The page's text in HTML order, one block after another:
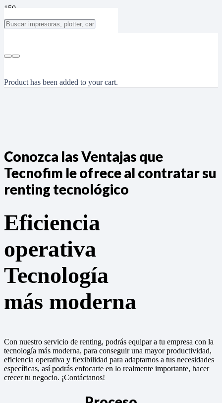
Product has been added to your cart.
Conozca las Ventajas que
Tecnofim le ofrece al contratar su
renting tecnológico
Eficiencia
operativa
Tecnología
más moderna
Con nuestro servicio de renting, podrás equipar a tu empresa con la
tecnología más moderna, para conseguir una mayor productividad,
eficiencia operativa y flexibilidad para adaptarnos a tus necesidades
específicas, así podrás enfocarte en lo realmente importante, hacer
crecer tu negocio. ¡Contáctanos!